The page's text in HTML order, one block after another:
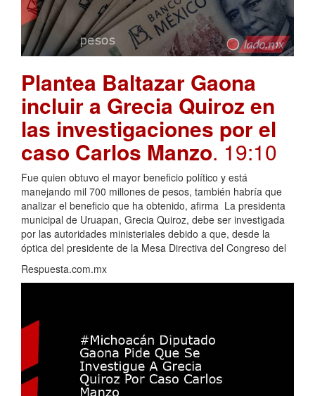
Plantea Baltazar Gaona
incluir a Grecia Quiroz en
las investigaciones por el
caso Carlos Manzo. 19:10
Fue quien obtuvo el mayor beneficio político y está
manejando mil 700 millones de pesos, también habría que
analizar el beneficio que ha obtenido, afirma La presidenta
municipal de Uruapan, Grecia Quiroz, debe ser investigada
por las autoridades ministeriales debido a que, desde la
óptica del presidente de la Mesa Directiva del Congreso del
Respuesta.com.mx